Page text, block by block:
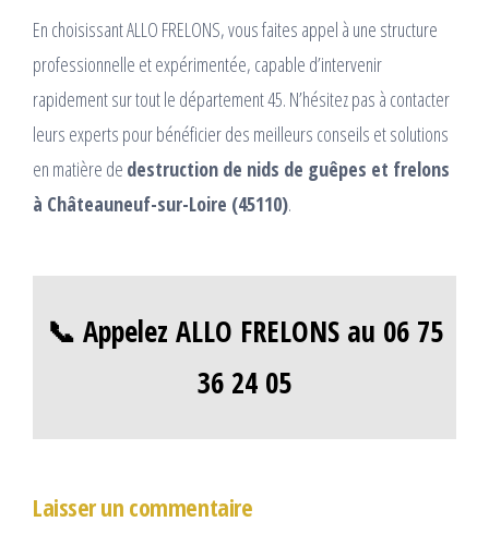
En choisissant ALLO FRELONS, vous faites appel à une structure
professionnelle et expérimentée, capable d’intervenir
rapidement sur tout le département 45. N’hésitez pas à contacter
leurs experts pour bénéficier des meilleurs conseils et solutions
en matière de destruction de nids de guêpes et frelons
à Châteauneuf-sur-Loire (45110).
📞 Appelez ALLO FRELONS au 06 75
36 24 05
Laisser un commentaire